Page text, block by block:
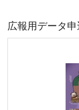
広報用データ